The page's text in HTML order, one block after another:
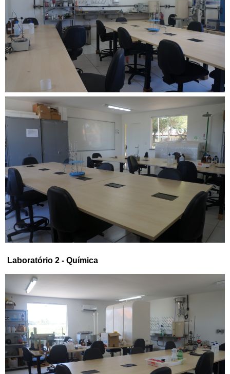
Laboratório 2 - Química